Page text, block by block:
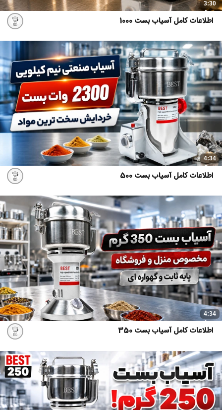
3:30
اطلاعات کامل آسیاب بست 1000
4:34
اطلاعات کامل آسیاب بست 500
4:34
اطلاعات کامل آسیاب بست 350